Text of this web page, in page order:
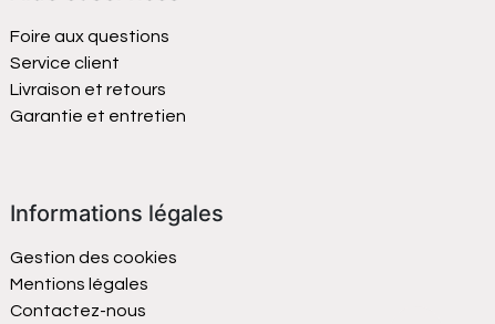
Foire aux questions
Service client
Livraison et retours
Garantie et entretien
Informations légales
Gestion des cookies
Mentions légales
Contactez-nous